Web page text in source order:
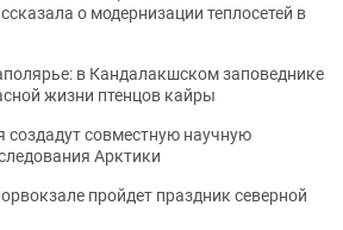
о модернизации теплосетей в
в Кандалакшском заповеднике
жизни птенцов кайры
создадут совместную научную
Арктики
пройдет праздник северной